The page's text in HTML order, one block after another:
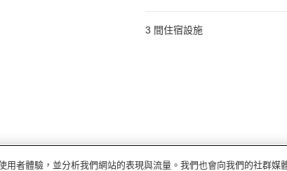
3 間住宿設施
用者體驗，並分析我們網站的表現與流量。我們也會向我們的社群媒